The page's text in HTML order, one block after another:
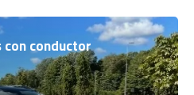
conductor